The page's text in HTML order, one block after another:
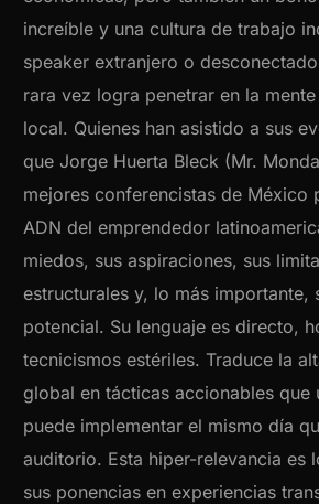
increíble y una cultura de trabajo
speaker extranjero o
rara vez logra penetrar en la
local. Quienes han asistido a sus
que Jorge Huerta Bleck (Mr.
mejores conferencistas de México
ADN del emprendedor
miedos, sus aspiraciones, sus
estructurales y, lo más importante,
potencial. Su lenguaje es directo,
tecnicismos estériles. Traduce la
global en tácticas accionables que
puede implementar el mismo día
auditorio. Esta hiper-relevancia es
sus ponencias en experiencias